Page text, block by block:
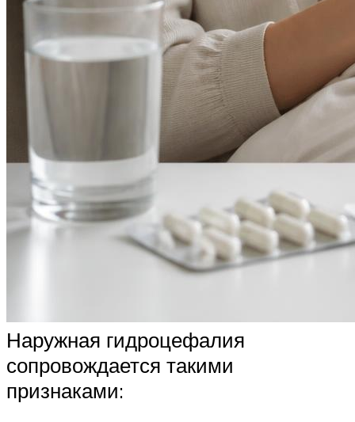
Наружная гидроцефалия
сопровождается такими
признаками: